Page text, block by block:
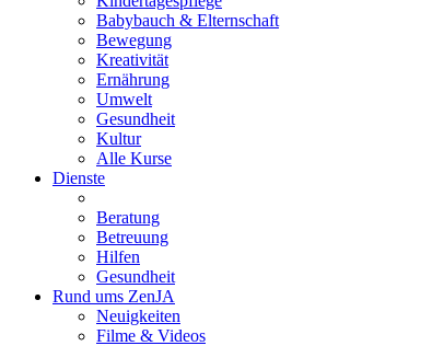
Babybauch & Elternschaft
Bewegung
Kreativität
Ernährung
Umwelt
Gesundheit
Kultur
Alle Kurse
Dienste
Beratung
Betreuung
Hilfen
Gesundheit
Rund ums ZenJA
Neuigkeiten
Filme & Videos